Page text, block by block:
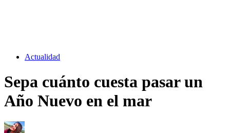
Actualidad
Sepa cuánto cuesta pasar un
Año Nuevo en el mar